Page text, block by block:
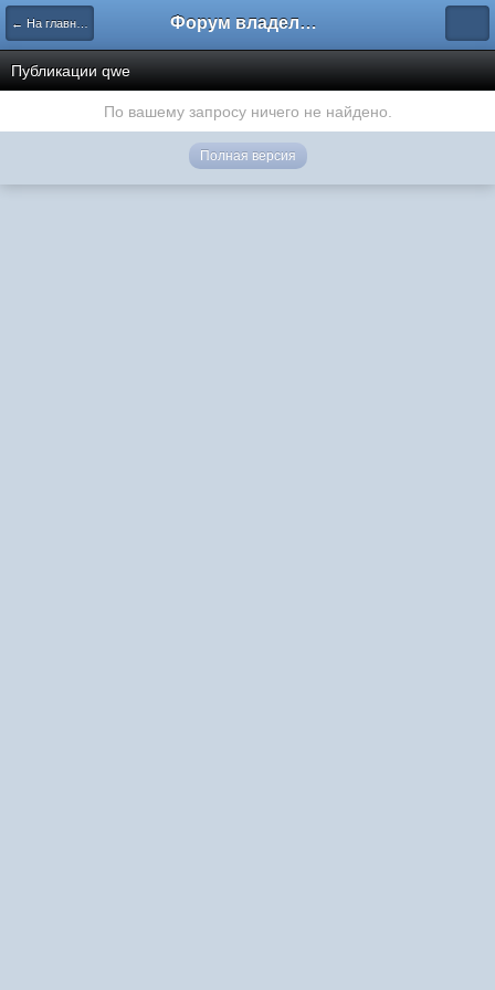
← На главную Форум владельцев интернет-магазинов
Публикации qwe
По вашему запросу ничего не найдено.
Полная версия